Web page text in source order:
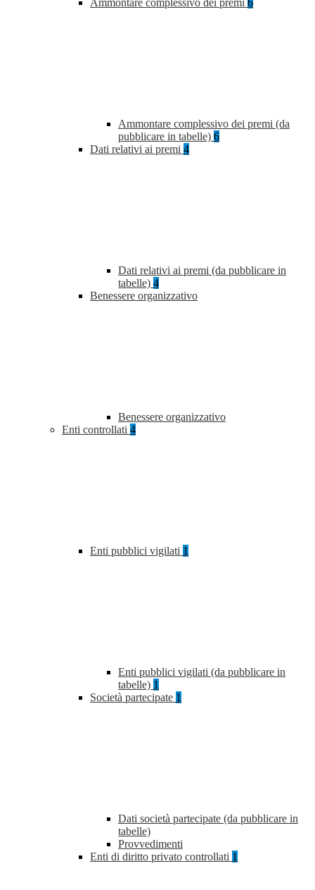
Ammontare complessivo dei premi 6
Ammontare complessivo dei premi (da
pubblicare in tabelle) 6
Dati relativi ai premi 4
Dati relativi ai premi (da pubblicare in
tabelle) 4
Benessere organizzativo
Benessere organizzativo
Enti controllati 4
Enti pubblici vigilati 1
Enti pubblici vigilati (da pubblicare in
tabelle) 1
Società partecipate 1
Dati società partecipate (da pubblicare in
tabelle)
Provvedimenti
Enti di diritto privato controllati 1